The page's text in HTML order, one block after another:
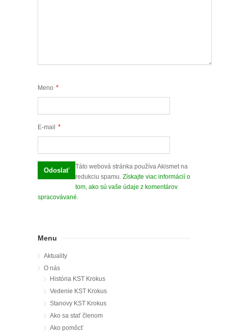
Meno *
E-mail *
Táto webová stránka používa Akismet na
redukciu spamu. Získajte viac informácií o
tom, ako sú vaše údaje z komentárov
spracovávané.
Menu
Aktuality
O nás
História KST Krokus
Vedenie KST Krokus
Stanovy KST Krokus
Ako sa stať členom
Ako pomôcť